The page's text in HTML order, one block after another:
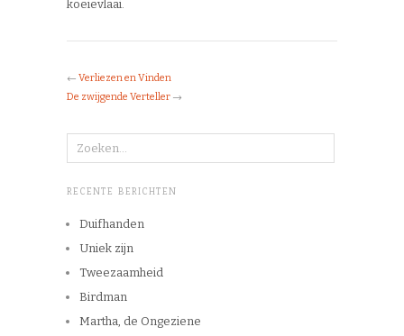
koeievlaai.
← Verliezen en Vinden
De zwijgende Verteller →
RECENTE BERICHTEN
Duifhanden
Uniek zijn
Tweezaamheid
Birdman
Martha, de Ongeziene